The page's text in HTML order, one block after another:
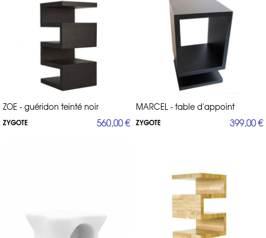
ZOE - guéridon teinté noir
ZYGOTE 560,00 €
MARCEL - table d'appoint
ZYGOTE 399,00 €